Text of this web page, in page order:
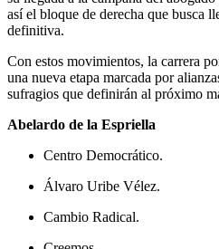
así el bloque de derecha que busca
definitiva.
Con estos movimientos, la carrera
una nueva etapa marcada por
sufragios que definirán al próximo
Abelardo de la Espriella
Centro Democrático.
Álvaro Uribe Vélez.
Cambio Radical.